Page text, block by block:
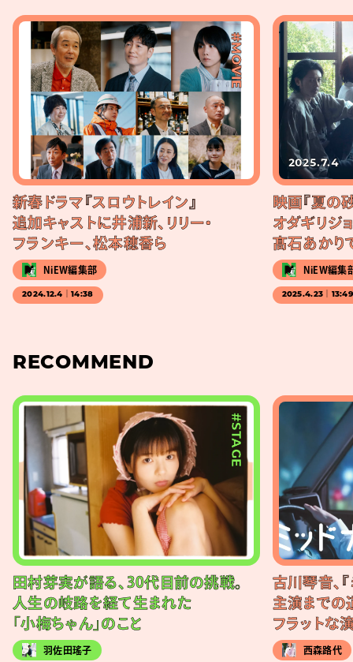
#MOVIE
新春ドラマ『スロウトレイン』
追加キャストに井浦新、リリー・
フランキー、松本穂香ら
NiEW編集部
2024.12.4｜14:38
2025.7.4
映画『夏の
オダギリジ
髙石あかり
NiEW編集
2025.4.23｜13:49
RECOMMEND
#STAGE
田村芽実が語る、30代目前の挑戦。
人生の岐路を経て生まれた
「小梅ちゃん」のこと
羽佐田瑤子
古川琴音、
主演までの
フラットな
西森路代